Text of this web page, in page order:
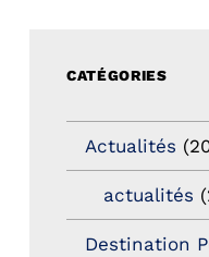
CATÉGORIES
Actualités
actualités
Destination